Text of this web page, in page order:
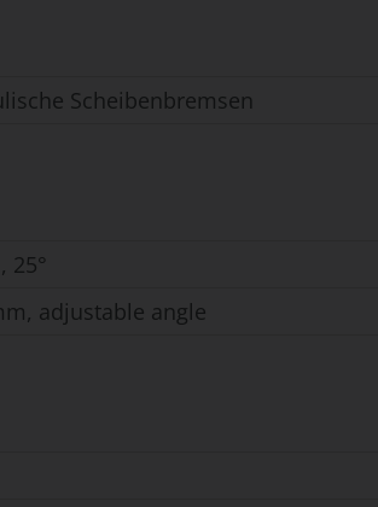
Scheibenbremsen
25°
adjustable angle